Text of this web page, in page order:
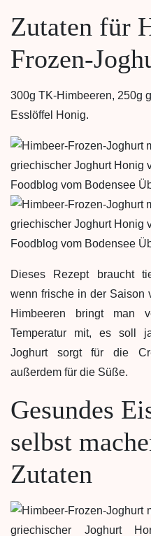
Zutaten für
Frozen-
300g TK-Himbeeren, 250g
Esslöffel Honig.
Dieses Rezept braucht
wenn frische in der Saison
Himbeeren bringt man
Temperatur mit, es soll
Joghurt sorgt für die
außerdem für die Süße.
Gesundes
selbst
Zutaten